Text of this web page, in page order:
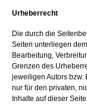
Urheberrecht
Die durch die
Seiten unterliegen
Bearbeitung,
Grenzen des
jeweiligen Autors bzw.
nur für den privaten,
Inhalte auf dieser